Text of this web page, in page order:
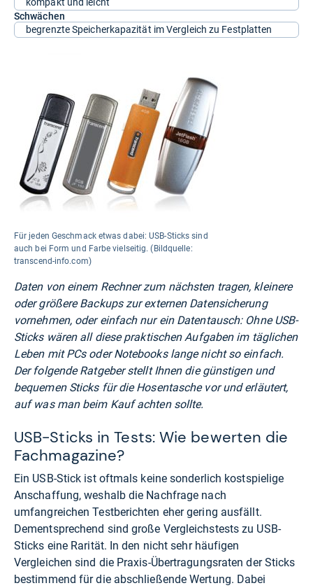
Schwächen
begrenzte Speicherkapazität im Vergleich zu Festplatten
Für jeden Geschmack etwas dabei: USB-Sticks sind
auch bei Form und Farbe vielseitig. (Bildquelle:
transcend-info.com)
Daten von einem Rechner zum nächsten tragen, kleinere
oder größere Backups zur externen Datensicherung
vornehmen, oder einfach nur ein Datentausch: Ohne USB-
Sticks wären all diese praktischen Aufgaben im täglichen
Leben mit PCs oder Notebooks lange nicht so einfach.
Der folgende Ratgeber stellt Ihnen die günstigen und
bequemen Sticks für die Hosentasche vor und erläutert,
auf was man beim Kauf achten sollte.
USB-Sticks in Tests: Wie bewerten die
Fachmagazine?
Ein USB-Stick ist oftmals keine sonderlich kostspielige
Anschaffung, weshalb die Nachfrage nach
umfangreichen Testberichten eher gering ausfällt.
Dementsprechend sind große Vergleichstests zu USB-
Sticks eine Rarität. In den nicht sehr häufigen
Vergleichen sind die Praxis-Übertragungsraten der Sticks
bestimmend für die abschließende Wertung. Dabei